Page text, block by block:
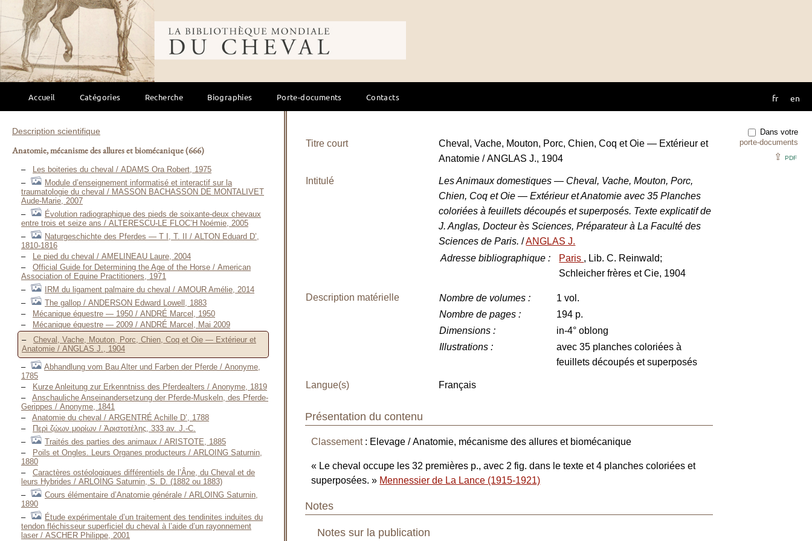
Bibliothèque mondiale du cheval
Accueil Catégories Recherche Biographies Porte-documents Contacts fr en
Description scientifique
Anatomie, mécanisme des allures et biomécanique(666)
Les boiteries du cheval / ADAMS Ora Robert, 1975
Module d’enseignement informatisé et interactif sur la
traumatologie du cheval / MASSON BACHASSON DE MONTALIVET
Aude-Marie, 2007
Évolution radiographique des pieds de soixante-deux chevaux
entre trois et seize ans / ALTERESCU-LE FLOC’H Noémie, 2005
Naturgeschichte des Pferdes — T I, T. II / ALTON Eduard D’,
1810-1816
Le pied du cheval / AMELINEAU Laure, 2004
Official Guide for Determining the Age of the Horse / American
Association of Equine Practitioners, 1971
IRM du ligament palmaire du cheval / AMOUR Amélie, 2014
The gallop / ANDERSON Edward Lowell, 1883
Mécanique équestre — 1950 / ANDRÉ Marcel, 1950
Mécanique équestre — 2009 / ANDRÉ Marcel, Mai 2009
Cheval, Vache, Mouton, Porc, Chien, Coq et Oie — Extérieur et
Anatomie / ANGLAS J., 1904
Abhandlung vom Bau Alter und Farben der Pferde / Anonyme,
1785
Kurze Anleitung zur Erkenntniss des Pferdealters / Anonyme, 1819
Anschauliche Anseinandersetzung der Pferde-Muskeln, des Pferde-
Gerippes / Anonyme, 1841
Anatomie du cheval / ARGENTRÉ Achille D’, 1788
Περὶ ζώων μορίων / Ἀριστοτέλης, 333 av. J.-C.
Traités des parties des animaux / ARISTOTE, 1885
Poils et Ongles. Leurs Organes producteurs / ARLOING Saturnin,
1880
Caractères ostéologiques différentiels de l’Âne, du Cheval et de
leurs Hybrides / ARLOING Saturnin, S. D. (1882 ou 1883)
Cours élémentaire d’Anatomie générale / ARLOING Saturnin,
1890
Étude expérimentale d’un traitement des tendinites induites du
tendon fléchisseur superficiel du cheval à l’aide d’un rayonnement
laser / ASCHER Philippe, 2001
Dans votre
porte-documents
⇪ PDF
Titre court
Cheval, Vache, Mouton, Porc, Chien, Coq et Oie — Extérieur et
Anatomie / ANGLAS J., 1904
Intitulé
Les Animaux domestiques — Cheval, Vache, Mouton, Porc,
Chien, Coq et Oie — Extérieur et Anatomie avec 35 Planches
coloriées à feuillets découpés et superposés. Texte explicatif de
J. Anglas, Docteur ès Sciences, Préparateur à La Faculté des
Sciences de Paris./ANGLAS J.
Adresse bibliographique : Paris , Lib. C. Reinwald;
Schleicher frères et Cie, 1904
Description matérielle Nombre de volumes :
1 vol.
Nombre de pages :
194 p.
Dimensions :
in-4° oblong
Illustrations :
avec 35 planches coloriées à
feuillets découpés et superposés
Langue(s) Français
Présentation du contenu
Classement: Elevage / Anatomie, mécanisme des allures et biomécanique
« Le cheval occupe les 32 premières p., avec 2 fig. dans le texte et 4 planches coloriées et
superposées. » Mennessier de La Lance (1915-1921)
Notes
Notes sur la publication